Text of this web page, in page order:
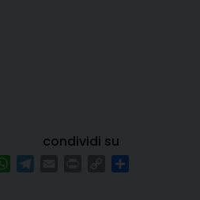
condividi su
WhatsApp
Copy